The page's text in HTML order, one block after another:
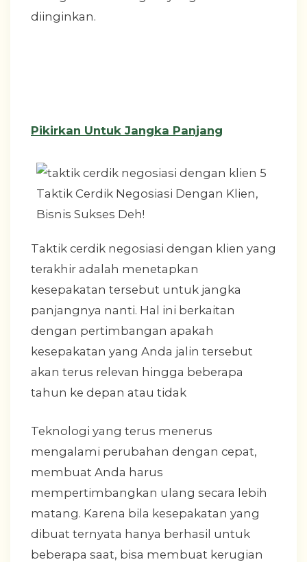
diinginkan.
Pikirkan Untuk Jangka Panjang
Taktik cerdik negosiasi dengan klien yang
terakhir adalah menetapkan
kesepakatan tersebut untuk jangka
panjangnya nanti. Hal ini berkaitan
dengan pertimbangan apakah
kesepakatan yang Anda jalin tersebut
akan terus relevan hingga beberapa
tahun ke depan atau tidak
Teknologi yang terus menerus
mengalami perubahan dengan cepat,
membuat Anda harus
mempertimbangkan ulang secara lebih
matang. Karena bila kesepakatan yang
dibuat ternyata hanya berhasil untuk
beberapa saat, bisa membuat kerugian